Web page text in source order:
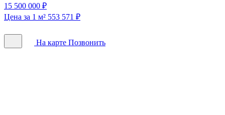
15 500 000 ₽
Цена за 1 м² 553 571 ₽
На карте Позвонить